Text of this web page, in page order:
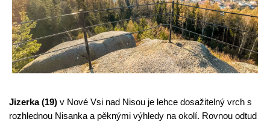
Jizerka (19) v Nové Vsi nad Nisou je lehce dosažitelný vrch s
rozhlednou Nisanka a pěknými výhledy na okolí. Rovnou odtud